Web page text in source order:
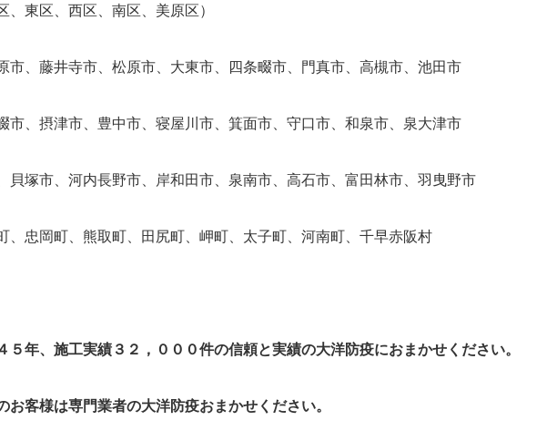
東区、西区、南区、美原区）
市、藤井寺市、松原市、大東市、四条畷市、門真市、高槻市、池田市
市、摂津市、豊中市、寝屋川市、箕面市、守口市、和泉市、泉大津市
貝塚市、河内長野市、岸和田市、泉南市、高石市、富田林市、羽曳野市
、忠岡町、熊取町、田尻町、岬町、太子町、河南町、千早赤阪村
５年、施工実績３２，０００件の信頼と実績の大洋防疫におまかせください。
お客様は専門業者の大洋防疫おまかせください。